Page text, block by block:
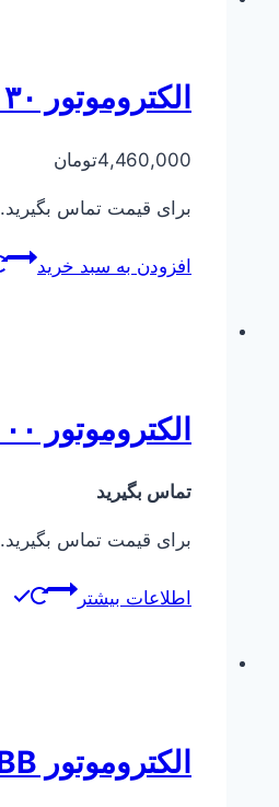
الکتروموتور ۳۰ کیلووات ABB
4,460,000تومان
برای قیمت تماس بگیرید.
افزودن به سبد خرید
الکتروموتور ۳۰۰۰ دور ABB
تماس بگیرید
برای قیمت تماس بگیرید.
اطلاعات بیشتر
الکتروموتور ABB تیپ M2QA